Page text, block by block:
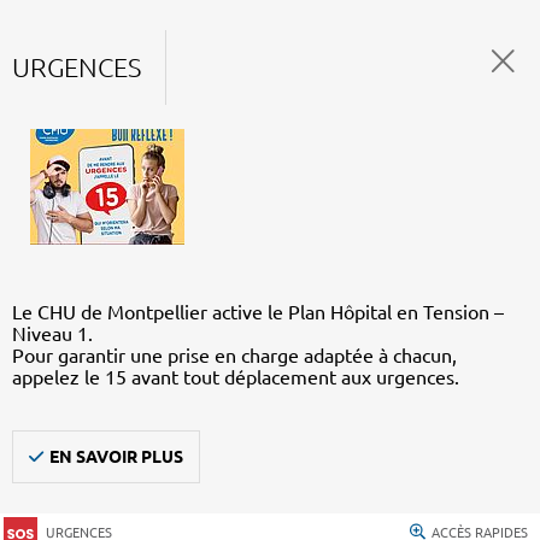
URGENCES
Le CHU de Montpellier active le Plan Hôpital en Tension –
Niveau 1.
Pour garantir une prise en charge adaptée à chacun,
appelez le 15 avant tout déplacement aux urgences.
EN SAVOIR PLUS
URGENCES ACCÈS RAPIDES